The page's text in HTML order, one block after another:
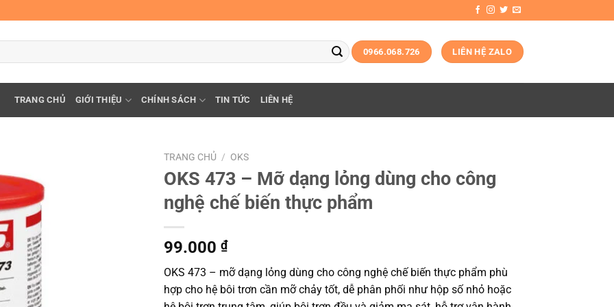
0966.068.726 LIÊN HỆ ZALO
TRANG CHỦ GIỚI THIỆU CHÍNH SÁCH TIN TỨC LIÊN HỆ
TRANG CHỦ / OKS
OKS 473 – Mỡ dạng lỏng dùng cho công
nghệ chế biến thực phẩm
99.000 ₫
OKS 473 – mỡ dạng lỏng dùng cho công nghệ chế biến thực phẩm phù
hợp cho hệ bôi trơn cần mỡ chảy tốt, dễ phân phối như hộp số nhỏ hoặc